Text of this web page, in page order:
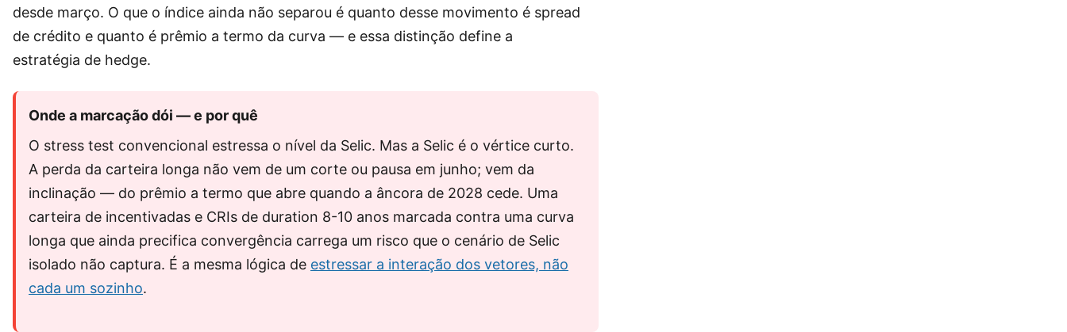
desde março. O que o índice ainda não separou é quanto desse movimento é spread
de crédito e quanto é prêmio a termo da curva — e essa distinção define a
estratégia de hedge.
Onde a marcação dói — e por quê
O stress test convencional estressa o nível da Selic. Mas a Selic é o vértice curto.
A perda da carteira longa não vem de um corte ou pausa em junho; vem da
inclinação — do prêmio a termo que abre quando a âncora de 2028 cede. Uma
carteira de incentivadas e CRIs de duration 8-10 anos marcada contra uma curva
longa que ainda precifica convergência carrega um risco que o cenário de Selic
isolado não captura. É a mesma lógica de estressar a interação dos vetores, não
cada um sozinho.